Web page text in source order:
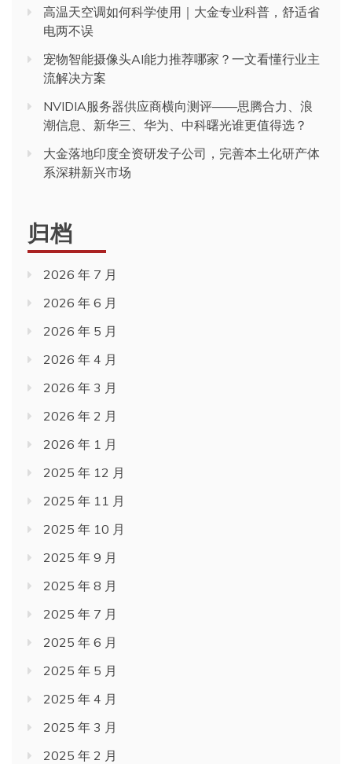
高温天空调如何科学使用｜大金专业科普，舒适省
电两不误
宠物智能摄像头AI能力推荐哪家？一文看懂行业主
流解决方案
NVIDIA服务器供应商横向测评——思腾合力、浪
潮信息、新华三、华为、中科曙光谁更值得选？
大金落地印度全资研发子公司，完善本土化研产体
系深耕新兴市场
归档
2026 年 7 月
2026 年 6 月
2026 年 5 月
2026 年 4 月
2026 年 3 月
2026 年 2 月
2026 年 1 月
2025 年 12 月
2025 年 11 月
2025 年 10 月
2025 年 9 月
2025 年 8 月
2025 年 7 月
2025 年 6 月
2025 年 5 月
2025 年 4 月
2025 年 3 月
2025 年 2 月